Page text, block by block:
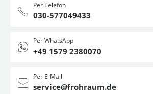
Per Telefon
030-577049433
Per WhatsApp
+49 1579 2380070
Per E-Mail
service@frohraum.de